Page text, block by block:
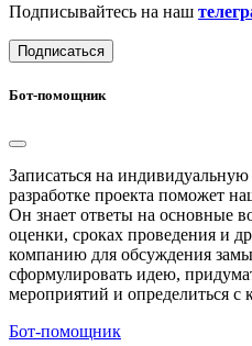
Подписывайтесь на наш
Подписаться
Бот-помощник
Записаться на
разработке проекта поможет
Он знает ответы на основные
оценки, сроках проведения и
компанию для обсуждения
сформулировать идею,
мероприятий и определиться с
Бот-помощник